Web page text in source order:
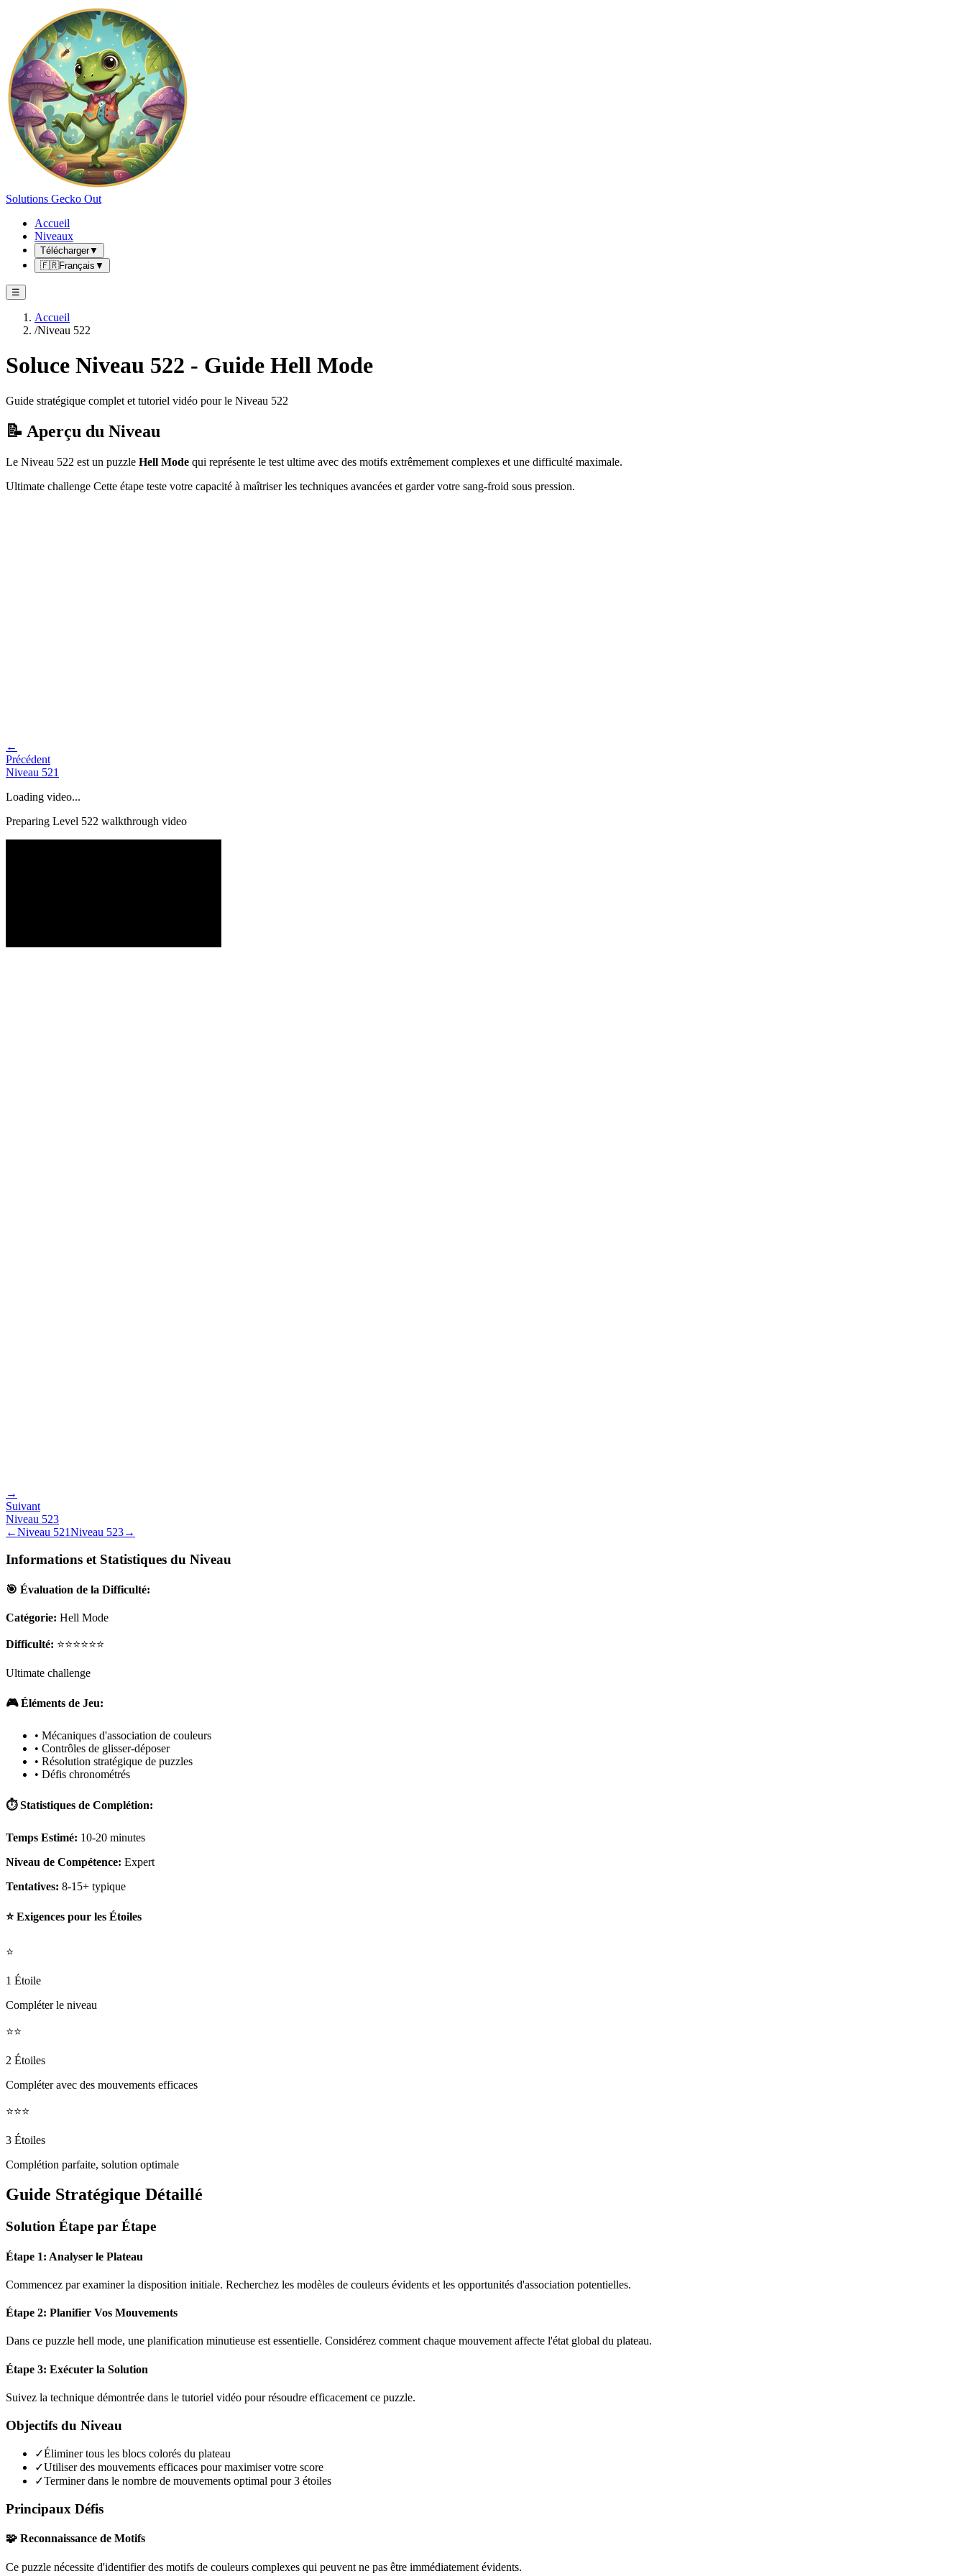
Solutions Gecko Out
Accueil
Niveaux
Télécharger▼
🇫🇷Français ▼
☰
Accueil
/Niveau 522
Soluce Niveau 522 - Guide Hell Mode
Guide stratégique complet et tutoriel vidéo pour le Niveau 522
📝 Aperçu du Niveau
Le Niveau 522 est un puzzle Hell Mode qui représente le test ultime avec des motifs extrêmement complexes et une difficulté maximale.
Ultimate challenge Cette étape teste votre capacité à maîtriser les techniques avancées et garder votre sang-froid sous pression.
←
Précédent
Niveau 521
Loading video...
Preparing Level 522 walkthrough video
→
Suivant
Niveau 523
←Niveau 521Niveau 523→
Informations et Statistiques du Niveau
🎯 Évaluation de la Difficulté:
Catégorie: Hell Mode
Difficulté: ⭐⭐⭐⭐⭐⭐
Ultimate challenge
🎮 Éléments de Jeu:
• Mécaniques d'association de couleurs
• Contrôles de glisser-déposer
• Résolution stratégique de puzzles
• Défis chronométrés
⏱️ Statistiques de Complétion:
Temps Estimé: 10-20 minutes
Niveau de Compétence: Expert
Tentatives: 8-15+ typique
⭐ Exigences pour les Étoiles
⭐
1 Étoile
Compléter le niveau
⭐⭐
2 Étoiles
Compléter avec des mouvements efficaces
⭐⭐⭐
3 Étoiles
Complétion parfaite, solution optimale
Guide Stratégique Détaillé
Solution Étape par Étape
Étape 1: Analyser le Plateau
Commencez par examiner la disposition initiale. Recherchez les modèles de couleurs évidents et les opportunités d'association potentielles.
Étape 2: Planifier Vos Mouvements
Dans ce puzzle hell mode, une planification minutieuse est essentielle. Considérez comment chaque mouvement affecte l'état global du plateau.
Étape 3: Exécuter la Solution
Suivez la technique démontrée dans le tutoriel vidéo pour résoudre efficacement ce puzzle.
Objectifs du Niveau
✓Éliminer tous les blocs colorés du plateau
✓Utiliser des mouvements efficaces pour maximiser votre score
✓Terminer dans le nombre de mouvements optimal pour 3 étoiles
Principaux Défis
🧩 Reconnaissance de Motifs
Ce puzzle nécessite d'identifier des motifs de couleurs complexes qui peuvent ne pas être immédiatement évidents.